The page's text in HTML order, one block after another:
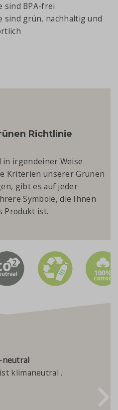
sind BPA-frei
sind grün, nachhaltig und
Richtlinie
irgendeiner Weise
Kriterien unserer Grünen
gibt es auf jeder
Symbole, die Ihnen
Produkt ist.
neutral
klimaneutral .